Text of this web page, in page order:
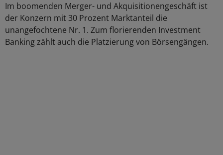
Im boomenden Merger- und Akquisitionengeschäft ist
der Konzern mit 30 Prozent Marktanteil die
unangefochtene Nr. 1. Zum florierenden Investment
Banking zählt auch die Platzierung von Börsengängen.